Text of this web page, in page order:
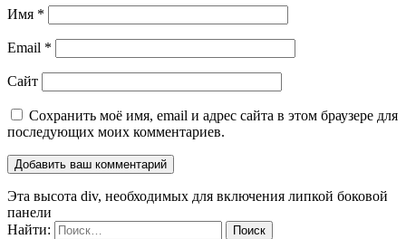
Имя *
Email *
Сайт
Сохранить моё имя, email и адрес сайта в этом браузере для
последующих моих комментариев.
Эта высота div, необходимых для включения липкой боковой
панели
Найти: